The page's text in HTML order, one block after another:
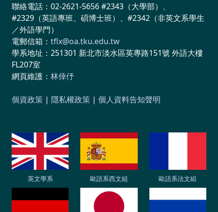
聯絡電話：02-2621-5656 #2343（大學部）、
#2329（英語專班、碩博士班）、#2342（非英文系學生
／外語學門）
電郵信箱： tflx@oa.tku.edu.tw
學系地址：251301 新北市淡水區英專路151號 外語大樓
FL207室
網頁維護： 林倖伃
個資政策 | 隱私權政策 | 個人資料告知聲明
英文學系 歐語系西文組 歐語系法文組